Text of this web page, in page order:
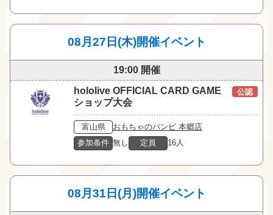
08月27日(木)開催イベント
19:00 開催
hololive OFFICIAL CARD GAME
ショップ大会
公認
富山県
おもちゃのバンビ 本郷店
参加条件 無し 定員 16人
08月31日(月)開催イベント